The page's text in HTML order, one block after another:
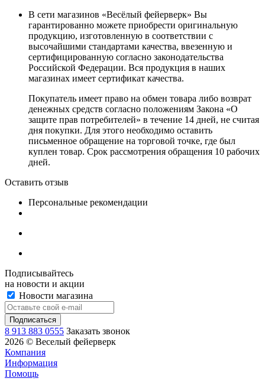
В сети магазинов «Весёлый фейерверк» Вы
гарантированно можете приобрести оригинальную
продукцию, изготовленную в соответствии с
высочайшими стандартами качества, ввезенную и
сертифицированную согласно законодательства
Российской Федерации. Вся продукция в наших
магазинах имеет сертификат качества.
Покупатель имеет право на обмен товара либо возврат
денежных средств согласно положениям Закона «О
защите прав потребителей» в течение 14 дней, не считая
дня покупки. Для этого необходимо оставить
письменное обращение на торговой точке, где был
куплен товар. Срок рассмотрения обращения 10 рабочих
дней.
Оставить отзыв
Персональные рекомендации
Подписывайтесь
на новости и акции
Новости магазина
8 913 883 0555 Заказать звонок
2026 © Веселый фейерверк
Компания
Информация
Помощь